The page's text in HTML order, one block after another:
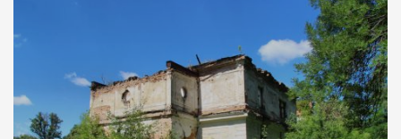
Наддністрянське відрізняється від більшості навколишніх
сіл. У селі є мурована Михайлівська церква. Точної дати […]